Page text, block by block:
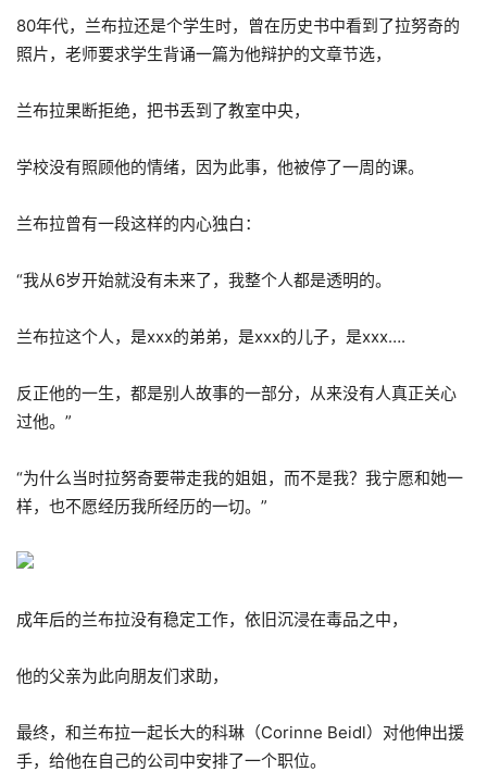
80年代，兰布拉还是个学生时，曾在历史书中看到了拉努奇的
照片，老师要求学生背诵一篇为他辩护的文章节选，
兰布拉果断拒绝，把书丢到了教室中央，
学校没有照顾他的情绪，因为此事，他被停了一周的课。
兰布拉曾有一段这样的内心独白：
“我从6岁开始就没有未来了，我整个人都是透明的。
兰布拉这个人，是xxx的弟弟，是xxx的儿子，是xxx….
反正他的一生，都是别人故事的一部分，从来没有人真正关心
过他。”
“为什么当时拉努奇要带走我的姐姐，而不是我？我宁愿和她一
样，也不愿经历我所经历的一切。”
成年后的兰布拉没有稳定工作，依旧沉浸在毒品之中，
他的父亲为此向朋友们求助，
最终，和兰布拉一起长大的科琳（Corinne Beidl）对他伸出援
手，给他在自己的公司中安排了一个职位。